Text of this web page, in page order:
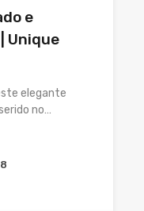
e
Unique
elegante
no…